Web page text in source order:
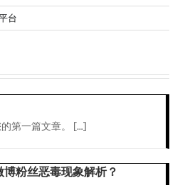
台
第一篇文章。 […]
粉丝恶毒现象解析？